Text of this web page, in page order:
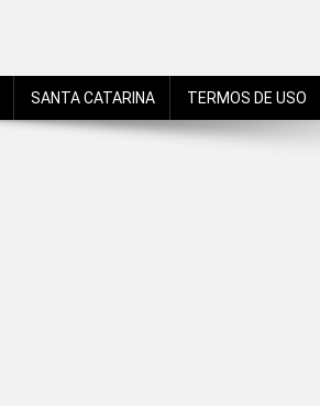
SANTA CATARINA TERMOS DE USO